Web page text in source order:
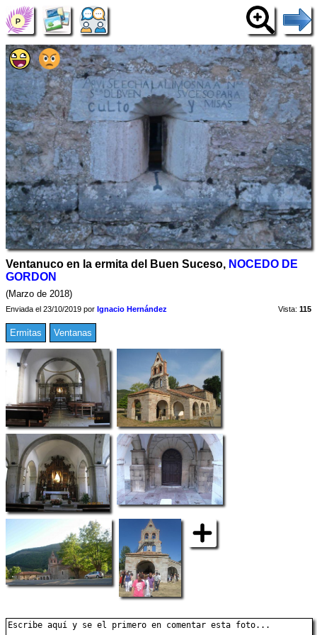
Ventanuco en la ermita del Buen Suceso, NOCEDO DE
GORDON
(Marzo de 2018)
Enviada el 23/10/2019 por Ignacio Hernández Vista: 115
Ermitas Ventanas